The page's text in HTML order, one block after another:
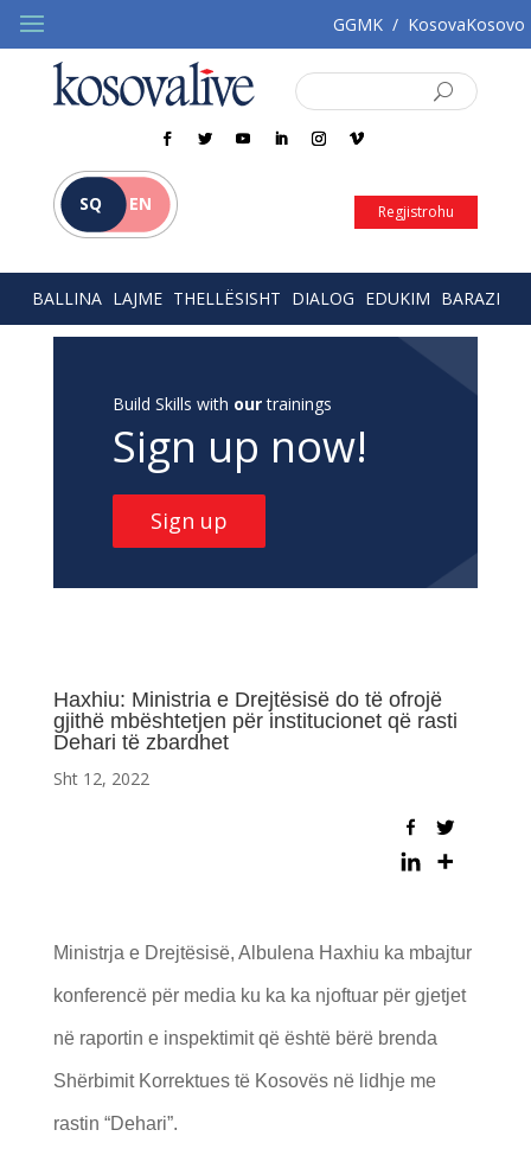
GGMK / KosovaKosovo
SQ EN Regjistrohu
BALLINA LAJME THELLËSISHT DIALOG EDUKIM BARAZI
Build Skills with ourtrainings
Sign up now!
Sign up
Haxhiu: Ministria e Drejtësisë do të ofrojë
gjithë mbështetjen për institucionet që rasti
Dehari të zbardhet
Sht 12, 2022
Ministrja e Drejtësisë, Albulena Haxhiu ka mbajtur
konferencë për media ku ka ka njoftuar për gjetjet
në raportin e inspektimit që është bërë brenda
Shërbimit Korrektues të Kosovës në lidhje me
rastin “Dehari”.